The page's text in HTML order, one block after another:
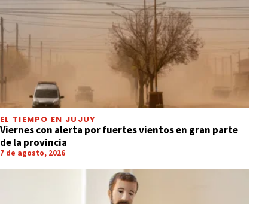
EL TIEMPO EN JUJUY
Viernes con alerta por fuertes vientos en gran parte
de la provincia
7 de agosto, 2026